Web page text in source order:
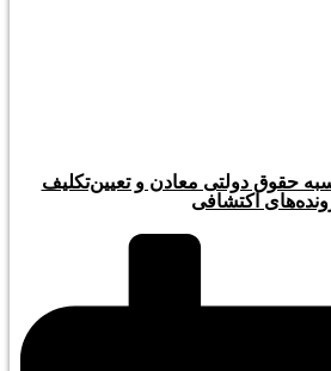
حقوق دولتی معادن و تعیین‌تکلیف
اکتشافی